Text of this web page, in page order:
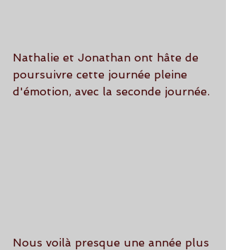
Nathalie et Jonathan ont hâte de
poursuivre cette journée pleine
d'émotion, avec la seconde journée.
Nous voilà presque une année plus